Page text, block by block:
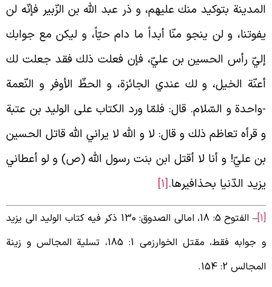
بتوكيد منك عليهم، و ذر عبد الله بن الزّبير فإنّه لن
و لن ينجو منّا أبداً ما دام حيّاً، و ليكن مع جوابك
رأس الحسين بن عليّ، فإن فعلت ذلك فقد جعلت لك
الخيل، و لك عندي الجائزة، و الحظّ الأوفر و النّعمة
و السّلام. قال: فلمّا ورد الكتاب على الوليد بن عتبة
قرأه تعاظم ذلك و قال: لا و الله لا يراني الله قاتل الحسين
عليّ! و أنا لا أقتل ابن بنت رسول الله (ص) و لو أعطاني
الدّنيا بحذافيرها.[1]
– الفتوح 5: 18، امالی الصدوق: 130 ذکر فیه کتاب الولید الی یزید
و جوابه فقط، مقتل الخوارزمی 1: 185، تسلیة المجالس و زینة
2: 154.